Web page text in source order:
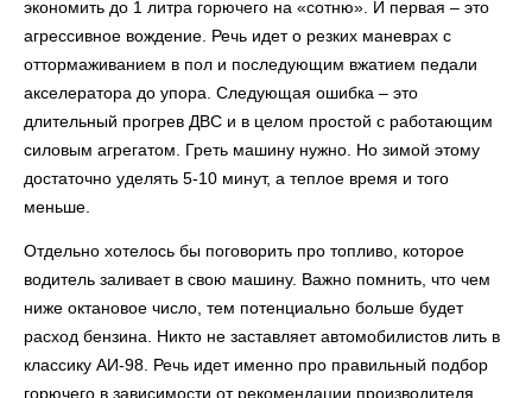
экономить до 1 литра горючего на «сотню». И первая – это
агрессивное вождение. Речь идет о резких маневрах с
оттормаживанием в пол и последующим вжатием педали
акселератора до упора. Следующая ошибка – это
длительный прогрев ДВС и в целом простой с работающим
силовым агрегатом. Греть машину нужно. Но зимой этому
достаточно уделять 5-10 минут, а теплое время и того
меньше.
Отдельно хотелось бы поговорить про топливо, которое
водитель заливает в свою машину. Важно помнить, что чем
ниже октановое число, тем потенциально больше будет
расход бензина. Никто не заставляет автомобилистов лить в
классику АИ-98. Речь идет именно про правильный подбор
горючего в зависимости от рекомендации производителя.